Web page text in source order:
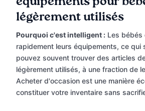
légèrement utilisés
Pourquoi c'est intelligent : Les
rapidement leurs équipements, ce qui
pouvez souvent trouver des articles
légèrement utilisés, à une fraction de
Acheter d'occasion est une manière
constituer votre inventaire sans